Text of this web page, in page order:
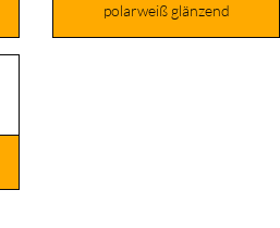
polarweiß glänzend